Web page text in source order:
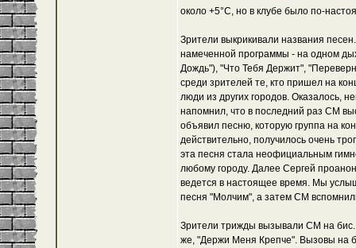
около +5°C, но в клубе было по-
Зрители выкрикивали названия
намеченной программы - на одном
Дождь"), "Что Тебя Держит",
среди зрителей те, кто пришел на
люди из других городов. Оказалось,
напомнил, что в последний раз СМ
объявил песню, которую группа на
действительно, получилось очень
эта песня стала неофициальным
любому городу. Далее Сергей
ведется в настоящее время. Мы
песня "Молчим", а затем СМ
Зрители трижды вызывали СМ на
же, "Держи Меня Крепче". Вызовы на